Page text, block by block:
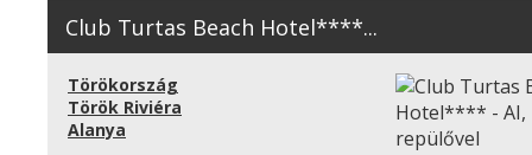
Club Turtas Beach Hotel****...
Törökország
Török Riviéra
Alanya